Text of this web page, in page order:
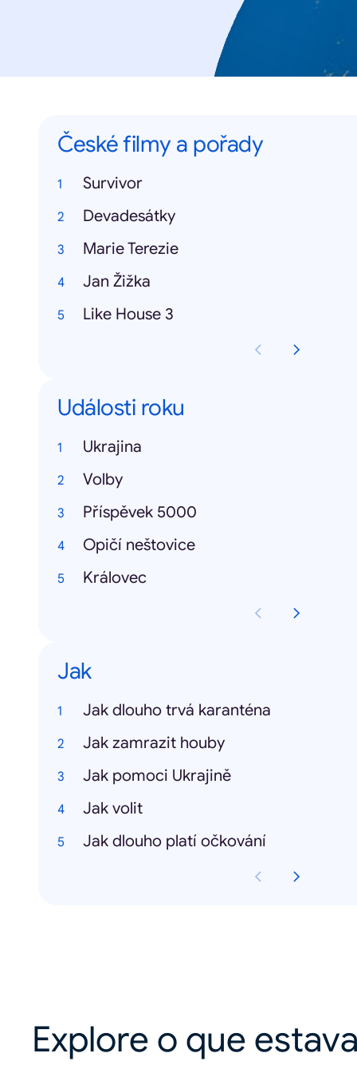
České filmy a pořady
Survivor
Devadesátky
Marie Terezie
Jan Žižka
Like House 3
Události roku
Ukrajina
Volby
Příspěvek 5000
Opičí neštovice
Královec
Jak
Jak dlouho trvá karanténa
Jak zamrazit houby
Jak pomoci Ukrajině
Jak volit
Jak dlouho platí očkování
Explore o que